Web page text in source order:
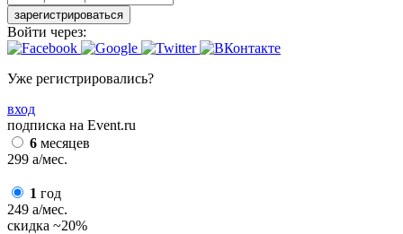
зарегистрироваться
Войти через:
Уже регистрировались?
вход
подписка на Event.ru
6 месяцев
299 a/мес.
1 год
249 a/мес.
скидка ~20%